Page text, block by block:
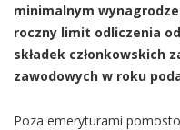
minimalnym
roczny limit odliczenia
składek członkowskich
zawodowych w roku
Poza emeryturami